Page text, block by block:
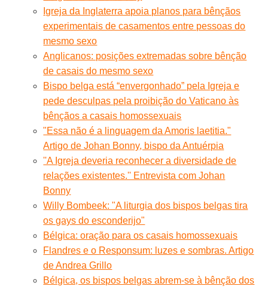
Igreja da Inglaterra apoia planos para bênçãos
experimentais de casamentos entre pessoas do
mesmo sexo
Anglicanos: posições extremadas sobre bênção
de casais do mesmo sexo
Bispo belga está “envergonhado” pela Igreja e
pede desculpas pela proibição do Vaticano às
bênçãos a casais homossexuais
"Essa não é a linguagem da Amoris laetitia."
Artigo de Johan Bonny, bispo da Antuérpia
''A Igreja deveria reconhecer a diversidade de
relações existentes.'' Entrevista com Johan
Bonny
Willy Bombeek: "A liturgia dos bispos belgas tira
os gays do esconderijo"
Bélgica: oração para os casais homossexuais
Flandres e o Responsum: luzes e sombras. Artigo
de Andrea Grillo
Bélgica, os bispos belgas abrem-se à bênção dos